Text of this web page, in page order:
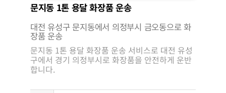
문지동 1톤 용달 화장품 운송
대전 유성구 문지동에서 의정부시 금오동으로 화
장품 운송
문지동 1톤 용달 화장품 운송 서비스로 대전 유성
구에서 경기 의정부시로 화장품을 안전하게 운반
합니다.